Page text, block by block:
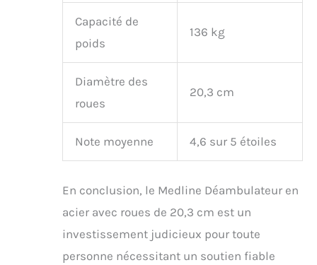
Capacité de
poids
136 kg
Diamètre des
roues
20,3 cm
Note moyenne 4,6 sur 5 étoiles
En conclusion, le Medline Déambulateur en
acier avec roues de 20,3 cm est un
investissement judicieux pour toute
personne nécessitant un soutien fiable